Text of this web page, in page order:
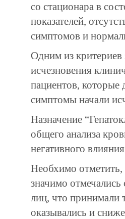
со стационара в
показателей,
симптомов и
Одним из критериев
исчезновения
пациентов, которые
симптомы начали
Назначение
общего анализа
негативного
Необхимо отметить,
значимо
лиц, что принимали
оказывались и